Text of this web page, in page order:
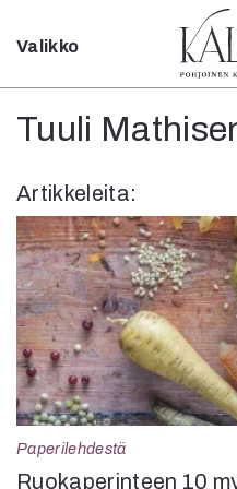
Sulje
Valikko
Tuuli
Artikkeleita:
Paperilehdestä
Ruokaperinteen 10